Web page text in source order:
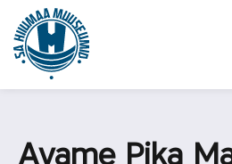
Avame Pika